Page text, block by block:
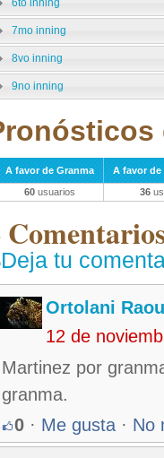
7mo inning
8vo inning
9no inning
A favor de Granma
A favor de
60 usuarios 36
Deja tu
Ortolani
12 de
Martinez por
granma.
0 · Me gusta · No